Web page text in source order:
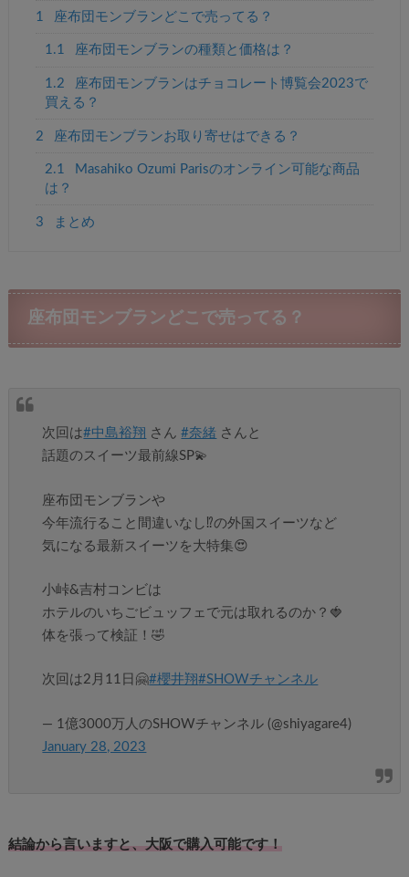
1 座布団モンブランどこで売ってる？
1.1 座布団モンブランの種類と価格は？
1.2
座布団モンブランはチョコレート博覧会2023で
買える？
2 座布団モンブランお取り寄せはできる？
2.1
Masahiko Ozumi Parisのオンライン可能な商品
は？
3 まとめ
座布団モンブランどこで売ってる？
次回は#中島裕翔 さん#奈緒 さんと
話題のスイーツ最前線SP💫
座布団モンブランや
今年流行ること間違いなし⁉の外国スイーツなど
気になる最新スイーツを大特集😍
小峠&吉村コンビは
ホテルのいちごビュッフェで元は取れるのか？🍓
体を張って検証！🤣
次回は2月11日🤗#櫻井翔#SHOWチャンネル
— 1億3000万人のSHOWチャンネル (@shiyagare4)
January 28, 2023
結論から言いますと、大阪で購入可能です！